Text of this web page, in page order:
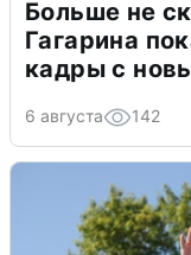
Больше не
Гагарина
кадры с
6 августа 142